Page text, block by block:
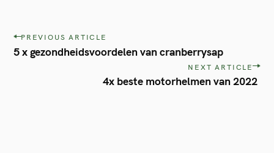
P
o
PREVIOUS ARTICLE
5 x gezondheidsvoordelen van cranberrysap
NEXT ARTICLE
4x beste motorhelmen van 2022